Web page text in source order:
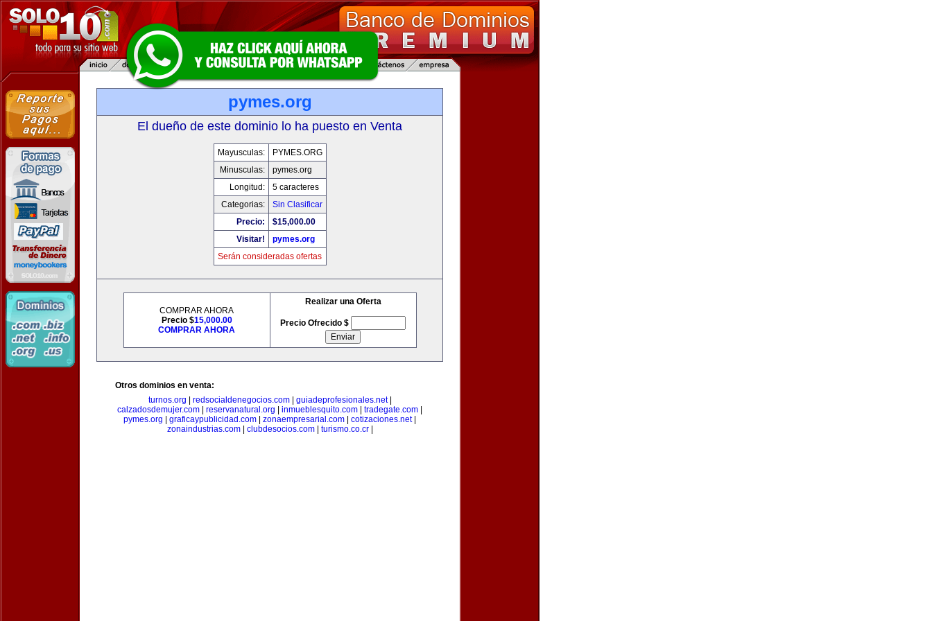
pymes.org
El dueño de este dominio lo ha puesto en Venta
Mayusculas:
PYMES.ORG
Minusculas:
pymes.org
Longitud:
5 caracteres
Categorias:
Sin Clasificar
Precio:
$15,000.00
Visitar!
pymes.org
Serán consideradas ofertas
COMPRAR AHORA
Precio $15,000.00
COMPRAR AHORA
Realizar una Oferta
Precio Ofrecido $
Otros dominios en venta:
turnos.org
redsocialdenegocios.com| guiadeprofesionales.net|
calzadosdemujer.com
reservanatural.org inmueblesquito.com tradegate.com
pymes.org
graficaypublicidad.com zonaempresarial.com cotizaciones.net|
zonaindustrias.com| clubdesocios.com| turismo.co.cr|